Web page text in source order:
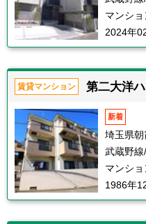
マンシ
2024年
賃貸マンション 第二大洋
新着
埼玉県朝
武蔵野
マンシ
1986年